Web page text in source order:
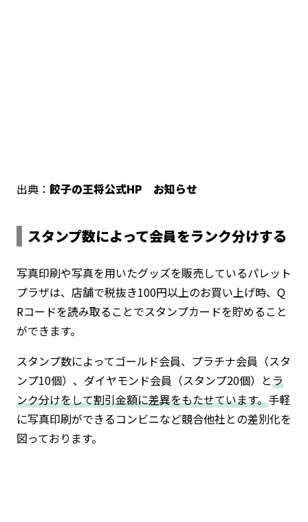
出典： 餃子の王将公式HP お知らせ
スタンプ数によって会員をランク分けする
写真印刷や写真を用いたグッズを販売しているパレット
プラザは、店舗で税抜き100円以上のお買い上げ時、Q
Rコードを読み取ることでスタンプカードを貯めること
ができます。
スタンプ数によってゴールド会員、プラチナ会員（スタ
ンプ10個）、ダイヤモンド会員（スタンプ20個）とラ
ンク分けをして割引金額に差異をもたせています。手軽
に写真印刷ができるコンビニなど競合他社との差別化を
図っております。